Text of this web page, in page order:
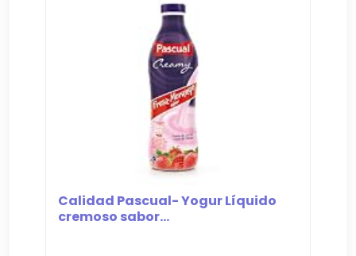
Calidad Pascual- Yogur Líquido
cremoso sabor...